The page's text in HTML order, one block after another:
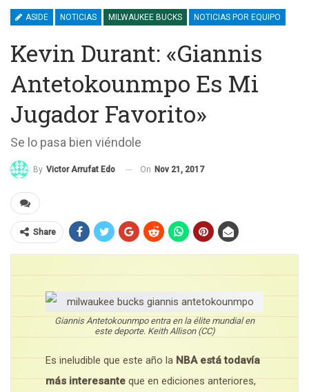
ASIDE NOTICIAS MILWAUKEE BUCKS NOTICIAS POR EQUIPO
Kevin Durant: «Giannis
Antetokounmpo Es Mi
Jugador Favorito»
Se lo pasa bien viéndole
By Victor Arrufat Edo On Nov 21, 2017
Share
Giannis Antetokounmpo entra en la élite mundial en
este deporte. Keith Allison (CC)
Es ineludible que este año la NBA está todavía
más interesante que en ediciones anteriores,